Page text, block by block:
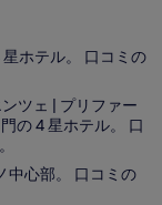
ホテル。 口コミの
ツェ | プリファー
の 4 星ホテル。 口
中心部。 口コミの